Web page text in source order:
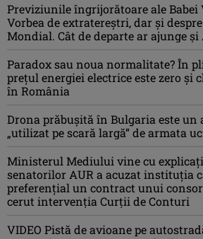
Previziunile îngrijorătoare ale Babei
Vorbea de extratereștri, dar și
Mondial. Cât de departe ar ajunge și
Paradox sau noua normalitate? În
prețul energiei electrice este zero și
în România
Drona prăbuşită în Bulgaria este un
„utilizat pe scară largă” de armata
Ministerul Mediului vine cu
senatorilor AUR a acuzat instituția
preferențial un contract unui
cerut intervenția Curții de Conturi
VIDEO Pistă de avioane pe